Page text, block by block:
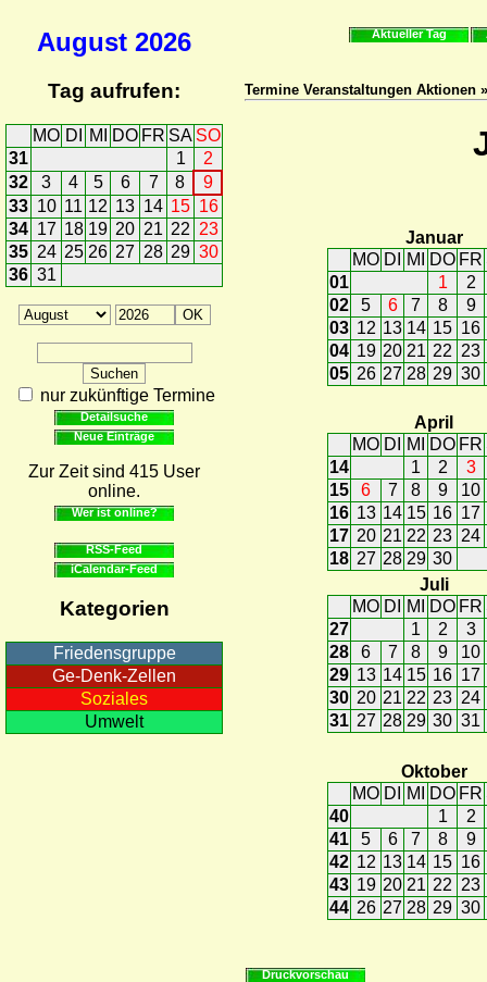
August 2026
Tag aufrufen:
MO DI MI DO FR SA SO
31
1
2
32
3 4 5 6 7 8
9
33 10 11 12 13 14 15 16
34 17 18 19 20 21 22 23
35 24 25 26 27 28 29 30
36 31
nur zukünftige Termine
Detailsuche
Neue Einträge
Zur Zeit sind 415 User
online.
Wer ist online?
RSS-Feed
iCalendar-Feed
Kategorien
Friedensgruppe
Ge-Denk-Zellen
Soziales
Umwelt
Aktueller Tag
Termine Veranstaltungen Aktionen
Januar
MO DI MI DO FR
01
1
2
02
5 6 7 8
9
03 12 13 14 15 16
04 19 20 21 22 23
05 26 27 28 29 30
April
MO DI MI DO FR
14
1 2
3
15
6 7 8 9
10
16 13 14 15 16 17
17 20 21 22 23 24
18 27 28 29 30
Juli
MO DI MI DO FR
27
1 2
3
28
6 7 8 9
10
29 13 14 15 16 17
30 20 21 22 23 24
31 27 28 29 30 31
Oktober
MO DI MI DO FR
40
1
2
41
5 6 7 8
9
42 12 13 14 15 16
43 19 20 21 22 23
44 26 27 28 29 30
Druckvorschau